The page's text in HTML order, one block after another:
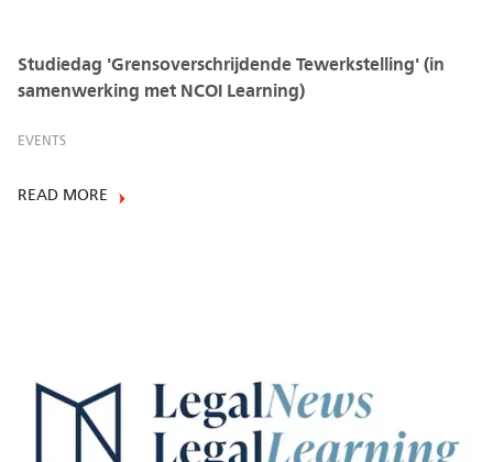
Studiedag 'Grensoverschrijdende Tewerkstelling' (in
samenwerking met NCOI Learning)
EVENTS
READ MORE